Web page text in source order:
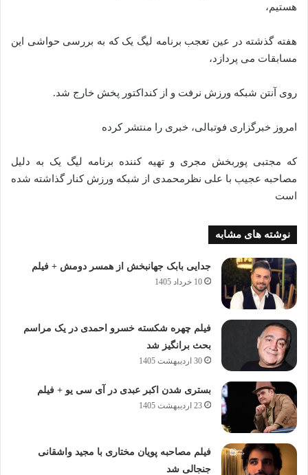
هستیم،
هفته گذشته در عین تعجب برنامه لیگ یک که به بررسی حواشی این
مسابقات می پردازد،
روی آنتن شبکه ورزش نرفت و از کنداکتور پخش خارج شد.
امروز خبرگزاری فوتبالی، خبری را منتشر کرده
که مجتبی پوربخش مجری و تهیه کننده برنامه لیگ یک به دلیل
مصاحبه عجیب با علی نظرمحمدی از شبکه ورزش کنار گذاشته شده
است
نوشته های مشابه
جدایی بابک جهانبخش از همسر دومش + فیلم
10 خرداد 1405
فیلم چهره شکسته خسرو احمدی در یک مراسم
بحث برانگیز شد
30 اردیبهشت 1405
بستری شدن اکبر عبدی در آی سی یو + فیلم
23 اردیبهشت 1405
فیلم مصاحبه پویان مختاری با مجید واشقانی
جنجالی شد